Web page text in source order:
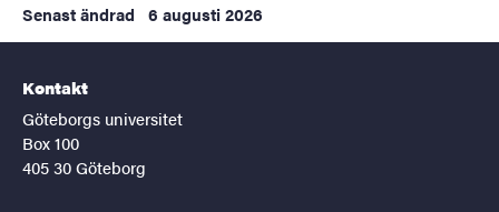
Senast ändrad 6 augusti 2026
Kontakt
Göteborgs universitet
Box 100
405 30 Göteborg